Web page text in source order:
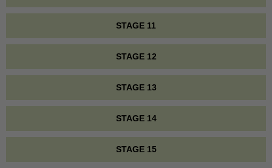
STAGE 11
STAGE 12
STAGE 13
STAGE 14
STAGE 15